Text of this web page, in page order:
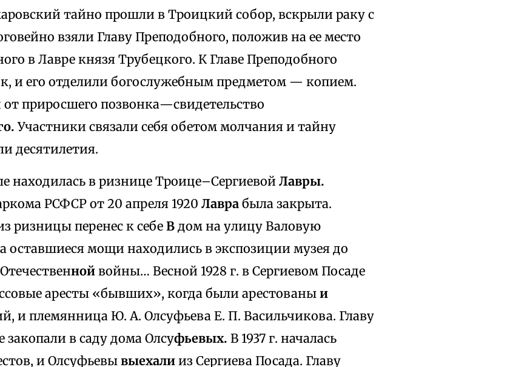
тайно прошли в Троицкий собор, вскрыли раку с
взяли Главу Преподобного, положив на ее место
в Лавре князя Трубецкого. К Главе Преподобного
и его отделили богослужебным предметом — копием.
приросшего позвонка—свидетельство
Участники связали себя обетом молчания и тайну
десятилетия.
находилась в ризнице Троице–Сергиевой Лавры.
РСФСР от 20 апреля 1920 Лавра была закрыта.
ризницы перенес к себе В дом на улицу Валовую
оставшиеся мощи находились в экспозиции музея до
ной войны… Весной 1928 г. в Сергиевом Посаде
аресты «бывших», когда были арестованы и
и племянница Ю. А. Олсуфьева Е. П. Baсильчикова. Главу
закопали в саду дома Олсуфьевых. В 1937 г. началась
и Олсуфьевывыехали из Сергиева Посада. Главу